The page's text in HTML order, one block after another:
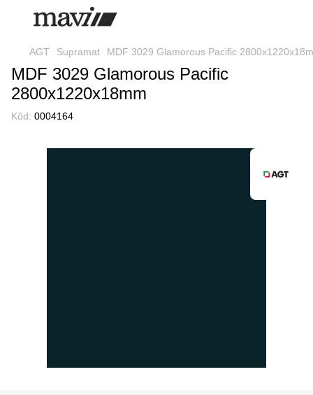
AGT Supramat MDF 3029 Glamorous Pacific
MDF 3029 Glamorous Pacific
2800x1220x18mm
Kôd: 0004164